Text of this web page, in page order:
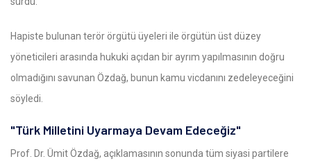
Hapiste bulunan terör örgütü üyeleri ile örgütün üst düzey
yöneticileri arasında hukuki açıdan bir ayrım yapılmasının doğru
olmadığını savunan Özdağ, bunun kamu vicdanını zedeleyeceğini
söyledi.
"Türk Milletini Uyarmaya Devam Edeceğiz"
Prof. Dr. Ümit Özdağ, açıklamasının sonunda tüm siyasi partilere